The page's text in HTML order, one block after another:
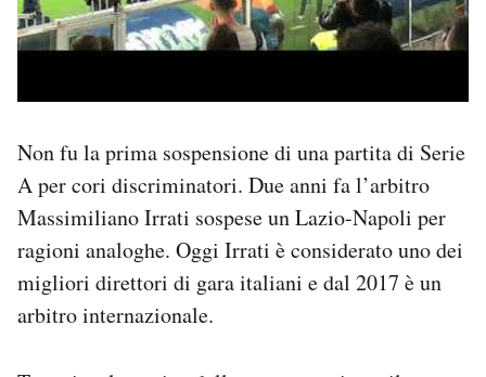
Non fu la prima sospensione di una partita di Serie
A per cori discriminatori. Due anni fa l’arbitro
Massimiliano Irrati sospese un Lazio-Napoli per
ragioni analoghe. Oggi Irrati è considerato uno dei
migliori direttori di gara italiani e dal 2017 è un
arbitro internazionale.